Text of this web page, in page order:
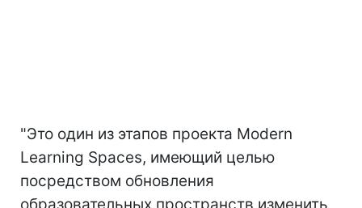
"Это один из этапов проекта Modern
Learning Spaces, имеющий целью
посредством обновления